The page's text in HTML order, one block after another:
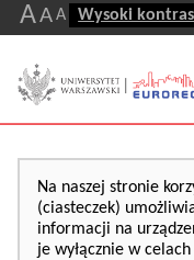
AA A Wysoki
Na naszej stronie
(ciasteczek)
informacji na
je wyłącznie w